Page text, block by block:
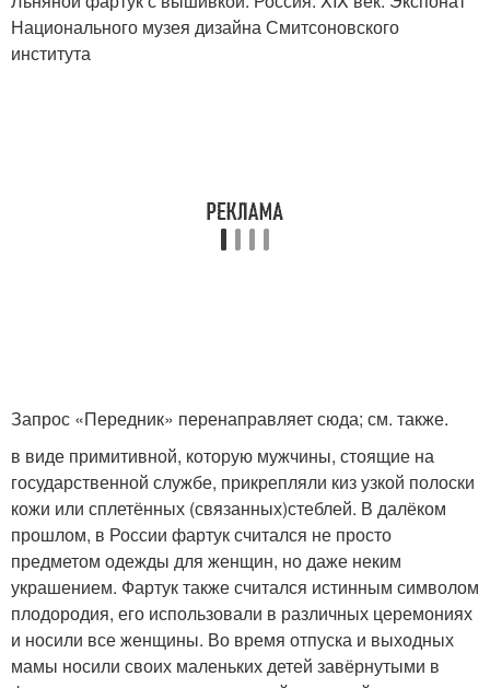
Национального музея дизайна Смитсоновского
института
Запрос «Передник» перенаправляет сюда; см. также.
в виде примитивной, которую мужчины, стоящие на
государственной службе, прикрепляли киз узкой полоски
кожи или сплетённых (связанных)стеблей. В далёком
прошлом, в России фартук считался не просто
предметом одежды для женщин, но даже неким
украшением. Фартук также считался истинным символом
плодородия, его использовали в различных церемониях
и носили все женщины. Во время отпуска и выходных
мамы носили своих маленьких детей завёрнутыми в